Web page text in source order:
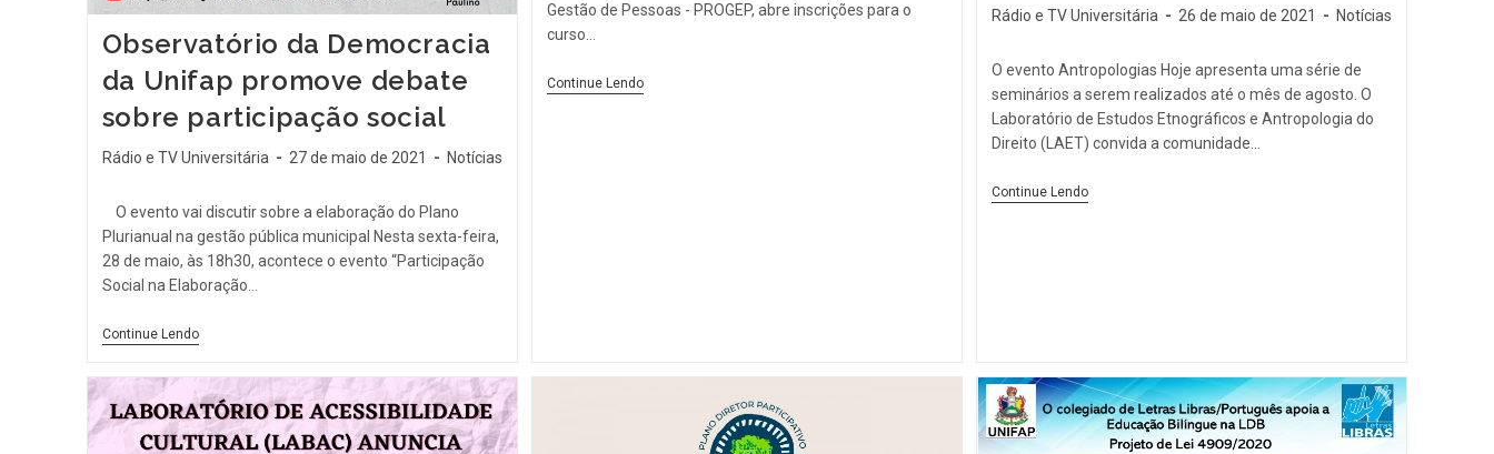
Observatório da Democracia
da Unifap promove debate
sobre participação social
Rádio e TV Universitária 27 de maio de 2021 Notícias
O evento vai discutir sobre a elaboração do Plano
Plurianual na gestão pública municipal Nesta sexta-feira,
28 de maio, às 18h30, acontece o evento “Participação
Social na Elaboração…
Continue Lendo
Gestão de Pessoas - PROGEP, abre inscrições para o
curso…
Continue Lendo
Rádio e TV Universitária 26 de maio de 2021 Notícias
O evento Antropologias Hoje apresenta uma série de
seminários a serem realizados até o mês de agosto. O
Laboratório de Estudos Etnográficos e Antropologia do
Direito (LAET) convida a comunidade…
Continue Lendo